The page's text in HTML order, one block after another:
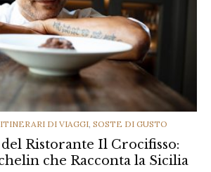
ITINERARI DI VIAGGI SOSTE DI GUSTO
Ristorante Il Crocifisso:
che Racconta la Sicilia